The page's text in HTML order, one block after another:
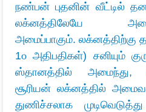
நண்பன் புதனின் வீட்டில்
லக்னத்திலேயே
அமைப்பாகும். லக்னத்திற்கு
1௦ அதிபதிகள்) சனியும்
ஸ்தானத்தில் அமைந்து,
சூரியன் லக்னத்தில்
துணிச்சலாக